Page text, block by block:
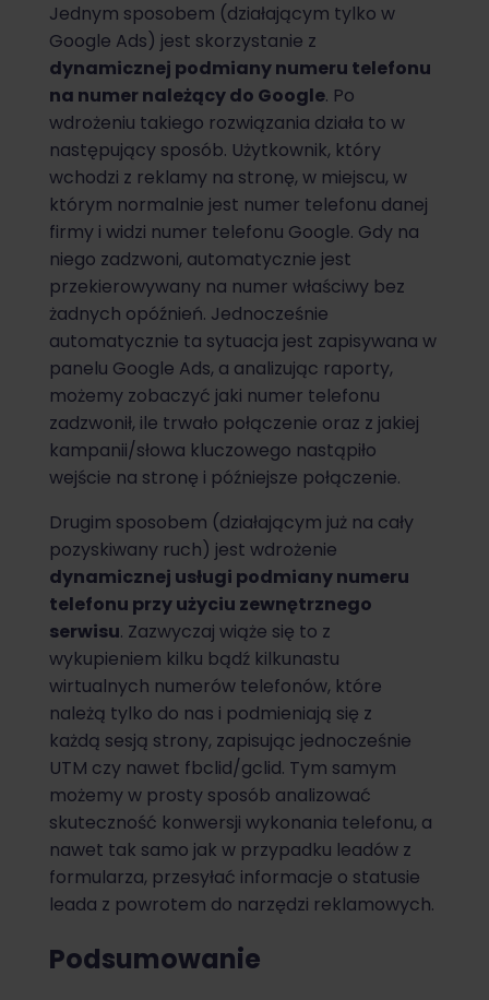
Jednym sposobem (działającym tylko w
Google Ads) jest skorzystanie z
dynamicznej podmiany numeru telefonu
na numer należący do Google. Po
wdrożeniu takiego rozwiązania działa to w
następujący sposób. Użytkownik, który
wchodzi z reklamy na stronę, w miejscu, w
którym normalnie jest numer telefonu danej
firmy i widzi numer telefonu Google. Gdy na
niego zadzwoni, automatycznie jest
przekierowywany na numer właściwy bez
żadnych opóźnień. Jednocześnie
automatycznie ta sytuacja jest zapisywana w
panelu Google Ads, a analizując raporty,
możemy zobaczyć jaki numer telefonu
zadzwonił, ile trwało połączenie oraz z jakiej
kampanii/słowa kluczowego nastąpiło
wejście na stronę i późniejsze połączenie.
Drugim sposobem (działającym już na cały
pozyskiwany ruch) jest wdrożenie
dynamicznej usługi podmiany numeru
telefonu przy użyciu zewnętrznego
serwisu. Zazwyczaj wiąże się to z
wykupieniem kilku bądź kilkunastu
wirtualnych numerów telefonów, które
należą tylko do nas i podmieniają się z
każdą sesją strony, zapisując jednocześnie
UTM czy nawet fbclid/gclid. Tym samym
możemy w prosty sposób analizować
skuteczność konwersji wykonania telefonu, a
nawet tak samo jak w przypadku leadów z
formularza, przesyłać informacje o statusie
leada z powrotem do narzędzi reklamowych.
Podsumowanie